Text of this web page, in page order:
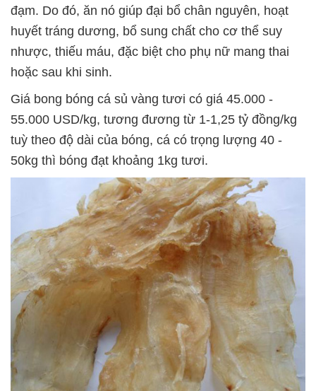
đạm. Do đó, ăn nó giúp đại bổ chân nguyên, hoạt
huyết tráng dương, bổ sung chất cho cơ thể suy
nhược, thiếu máu, đặc biệt cho phụ nữ mang thai
hoặc sau khi sinh.
Giá bong bóng cá sủ vàng tươi có giá 45.000 -
55.000 USD/kg, tương đương từ 1-1,25 tỷ đồng/kg
tuỳ theo độ dài của bóng, cá có trọng lượng 40 -
50kg thì bóng đạt khoảng 1kg tươi.